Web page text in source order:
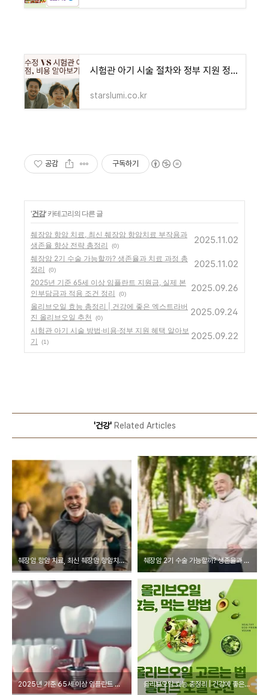
시험관 아기 시술 절차와 정부 지원 정책 A to Z - 블루 오아시스 정보 모음
starslumi.co.kr
공감 구독하기
'건강' 카테고리의 다른 글
췌장암 항암 치료, 최신 췌장암 항암치료 부작용과
생존율 향상 전략 총정리
(0)
2025.11.02
췌장암 2기 수술 가능할까? 생존율과 치료 과정 총
정리
(0)
2025.11.02
2025년 기준 65세 이상 임플란트 지원금, 실제 본
인부담금과 적용 조건 정리
(0)
2025.09.26
올리브오일 효능 총정리 | 건강에 좋은 엑스트라버
진 올리브오일 추천
(0)
2025.09.24
시험관 아기 시술 방법·비용·정부 지원 혜택 알아보
기
(1)
2025.09.22
'건강'Related Articles
췌장암 항암 치료, 최신 췌장암 항암치료 부작용과 생존율 향상 전략 총정리 췌장암 2기 수술 가능할까? 생존율과 치료 과정 총정리
2025년 기준 65세 이상 임플란트 지원금, 실제 본인부담금과 적용 조건 정리 올리브오일 효능 총정리 | 건강에 좋은 엑스트라버진 올리브오일 추천